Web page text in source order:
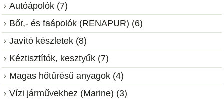
Autóápolók (7)
Bőr,- és faápolók (RENAPUR) (6)
Javító készletek (8)
Kéztisztítók, kesztyűk (7)
Magas hőtűrésű anyagok (4)
Vízi járművekhez (Marine) (3)